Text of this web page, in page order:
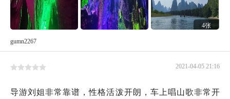
4张
gumn2267
2021-04-05 21:16
导游刘姐非常靠谱，性格活泼开朗，车上唱山歌非常开